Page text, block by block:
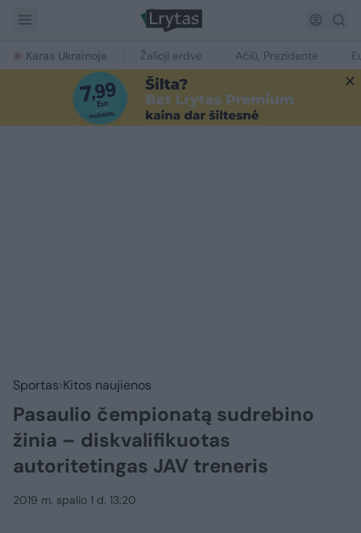
Karas Ukrainoje Žalioji erdvė Ačiū, Prezidente
Sportas Kitos naujienos
Pasaulio čempionatą sudrebino
žinia – diskvalifikuotas
autoritetingas JAV treneris
2019 m. spalio 1 d. 13:20